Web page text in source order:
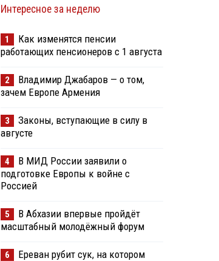
Интересное за неделю
1
Как изменятся пенсии
работающих пенсионеров с 1 августа
2
Владимир Джабаров — о том,
зачем Европе Армения
3
Законы, вступающие в силу в
августе
4
В МИД России заявили о
подготовке Европы к войне с
Россией
5
В Абхазии впервые пройдёт
масштабный молодёжный форум
6
Ереван рубит сук, на котором